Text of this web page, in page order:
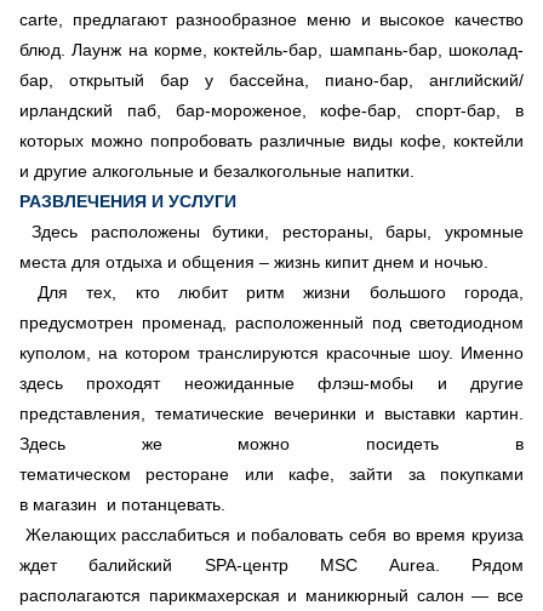
carte, предлагают разнообразное меню и высокое качество
блюд. Лаунж на корме, коктейль-бар, шампань-бар, шоколад-
бар, открытый бар у бассейна, пиано-бар, английский/
ирландский паб, бар-мороженое, кофе-бар, спорт-бар, в
которых можно попробовать различные виды кофе, коктейли
и другие алкогольные и безалкогольные напитки.
РАЗВЛЕЧЕНИЯ И УСЛУГИ
Здесь расположены бутики, рестораны, бары, укромные
места для отдыха и общения – жизнь кипит днем и ночью.
Для тех, кто любит ритм жизни большого города,
предусмотрен променад, расположенный под светодиодном
куполом, на котором транслируются красочные шоу. Именно
здесь проходят неожиданные флэш-мобы и другие
представления, тематические вечеринки и выставки картин.
Здесь же можно посидеть в
тематическом ресторане или кафе, зайти за покупками
в магазин и потанцевать.
Желающих расслабиться и побаловать себя во время круиза
ждет балийский SPA-центр MSC Aurea. Рядом
располагаются парикмахерская и маникюрный салон — все